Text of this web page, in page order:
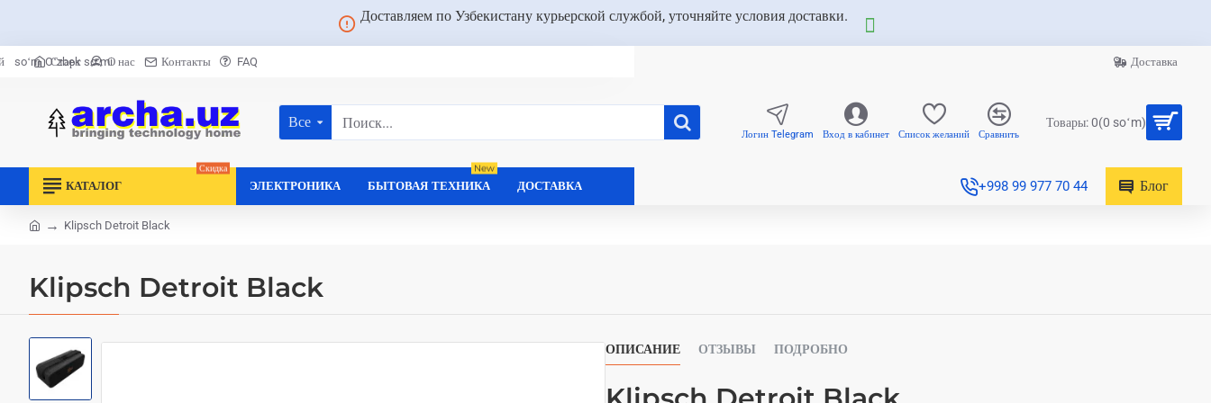
Доставляем по Узбекистану курьерской службой, уточняйте условия доставки.
Старт О нас Контакты FAQ
soʻm Oʻzbek soʻmi Доставка
Все
Поиск... Логин Telegram Вход в кабинет Список желаний Сравнить
Товары: 0(0 soʻm)
КАТАЛОГ
Скидка
ЭЛЕКТРОНИКА БЫТОВАЯ ТЕХНИКА
New
ДОСТАВКА +998 99 977 70 44 Блог
Klipsch Detroit Black
Klipsch Detroit Black
ОПИСАНИЕ ОТЗЫВЫ ПОДРОБНО